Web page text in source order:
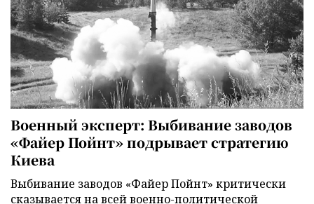
Военный эксперт: Выбивание заводов
«Файер Пойнт» подрывает стратегию
Киева
Выбивание заводов «Файер Пойнт» критически
сказывается на всей военно-политической